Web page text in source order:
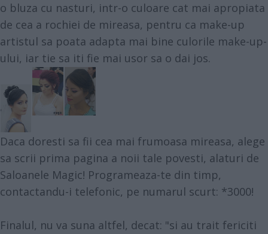
o bluza cu nasturi, intr-o culoare cat mai apropiata
de cea a rochiei de mireasa, pentru ca make-up
artistul sa poata adapta mai bine culorile make-up-
ului, iar tie sa iti fie mai usor sa o dai jos.
Daca doresti sa fii cea mai frumoasa mireasa, alege
sa scrii prima pagina a noii tale povesti, alaturi de
Saloanele Magic! Programeaza-te din timp,
contactandu-i telefonic, pe numarul scurt: *3000!
Finalul, nu va suna altfel, decat: "si au trait fericiti